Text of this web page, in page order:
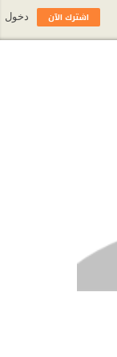
اشترك الآن دخول